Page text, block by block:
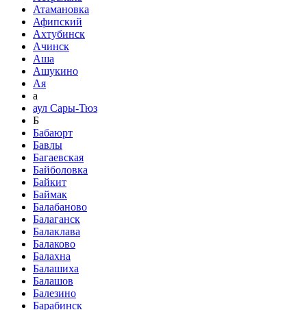
Атамановка
Афипский
Ахтубинск
Ачинск
Аша
Ашукино
Ая
а
аул Сары-Тюз
Б
Бабаюрт
Бавлы
Багаевская
Байболовка
Байкит
Баймак
Балабаново
Балаганск
Балаклава
Балаково
Балахна
Балашиха
Балашов
Балезино
Барабинск